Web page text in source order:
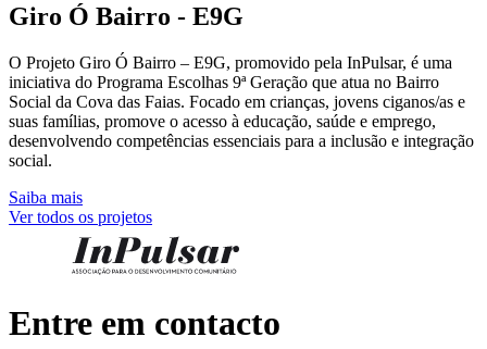
Giro Ó Bairro - E9G
O Projeto Giro Ó Bairro – E9G, promovido pela InPulsar, é uma
iniciativa do Programa Escolhas 9ª Geração que atua no Bairro
Social da Cova das Faias. Focado em crianças, jovens ciganos/as e
suas famílias, promove o acesso à educação, saúde e emprego,
desenvolvendo competências essenciais para a inclusão e integração
social.
Saiba mais
Ver todos os projetos
Entre em contacto